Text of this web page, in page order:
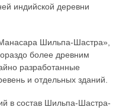
индийской деревни
Шильпа-Шастра»,
более древним
разработанные
и отдельных зданий.
в состав Шильпа-Шастра-